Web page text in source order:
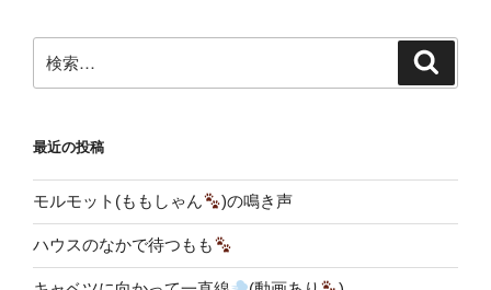
索:
最近の投稿
モルモット(ももしゃん )の鳴き声
ハウスのなかで待つもも